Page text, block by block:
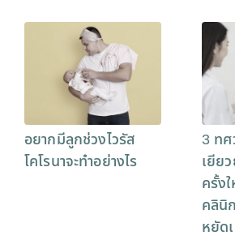
อยากมีลูกช่วงไวรัส
โคโรนาจะทำอย่างไร
3 ท
เยีย
ครั้ง
คลินิ
หยัด